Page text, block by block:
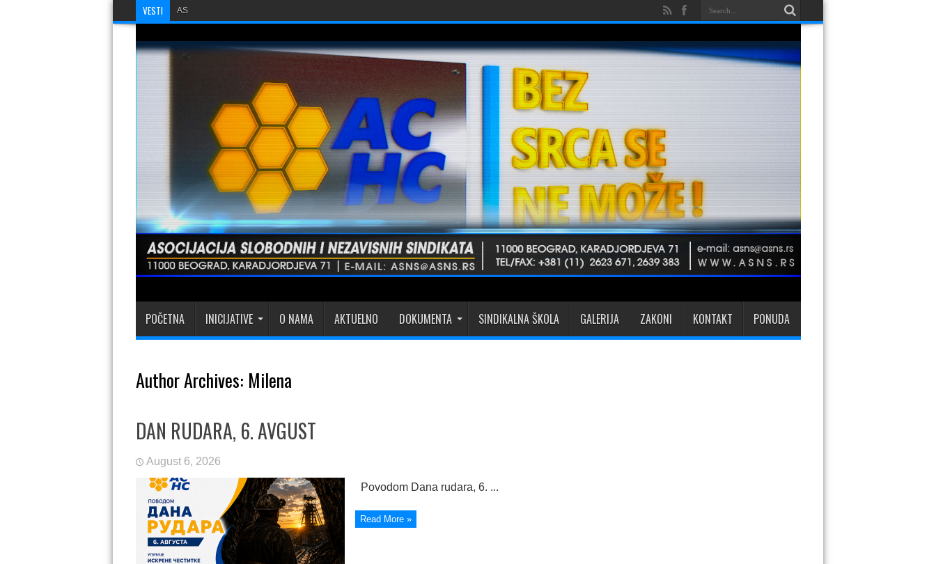
VESTI ASNS PODNEO KRIVIČNU PRIJAVU ZBOG SUMNJE
POČETNA INICIJATIVE O NAMA AKTUELNO DOKUMENTA SINDIKALNA ŠKOLA GALERIJA ZAKONI KONTAKT PONUDA
Author Archives: Milena
DAN RUDARA, 6. AVGUST
August 6, 2026
Povodom Dana rudara, 6. ...
Read More »